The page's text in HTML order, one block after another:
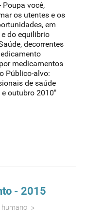
Poupa você,
os utentes e os
em
do equilíbrio
decorrentes
medicamentos
Público-alvo:
de saúde
outubro 2010"
- 2015
>